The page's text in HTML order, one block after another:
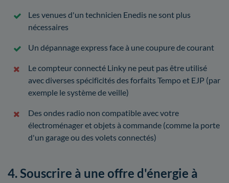
Les venues d'un technicien Enedis ne sont plus
nécessaires
Un dépannage express face à une coupure de courant
Le compteur connecté Linky ne peut pas être utilisé
avec diverses spécificités des forfaits Tempo et EJP (par
exemple le système de veille)
Des ondes radio non compatible avec votre
électroménager et objets à commande (comme la porte
d'un garage ou des volets connectés)
4. Souscrire à une offre d'énergie à